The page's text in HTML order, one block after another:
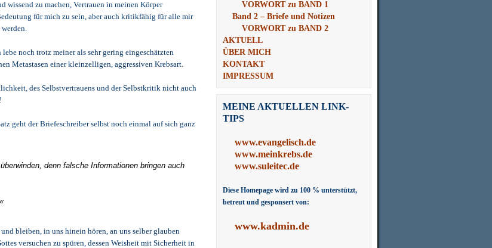
wissend zu machen, Vertrauen in meinen Körper
für mich zu sein, aber auch kritikfähig für alle mir
noch trotz meiner als sehr gering eingeschätzten
Metastasen einer kleinzelligen, aggressiven Krebsart.
des Selbstvertrauens und der Selbstkritik nicht auch
geht der Briefeschreiber selbst noch einmal auf sich ganz
denn falsche Informationen bringen auch
bleiben, in uns hinein hören, an uns selber glauben
versuchen zu spüren, dessen Weisheit mit Sicherheit in
VORWORT zu BAND 1
Band 2 – Briefe und Notizen
VORWORT zu BAND 2
AKTUELL
ÜBER MICH
KONTAKT
IMPRESSUM
MEINE AKTUELLEN LINK-
TIPS
www.evangelisch.de
www.meinkrebs.de
www.suleitec.de
Diese Homepage wird zu 100 % unterstützt,
betreut und gesponsert von:
www.kadmin.de